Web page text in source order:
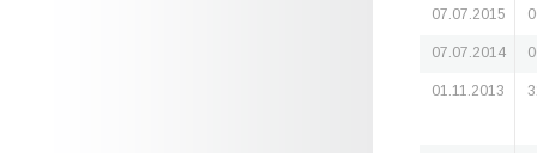
07.07.2015
07.07.2014
01.11.2013